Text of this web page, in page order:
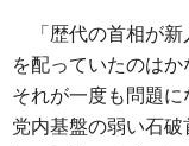
「歴代の首相が
を配っていたのは
それが一度も問題に
党内基盤の弱い石